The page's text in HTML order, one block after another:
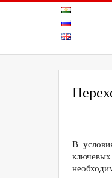
В
ключевых